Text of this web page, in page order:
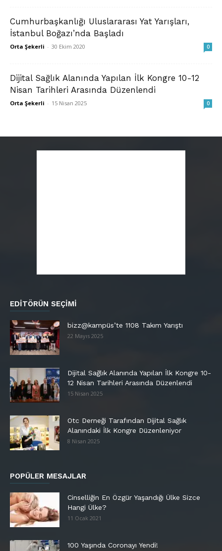
Cumhurbaşkanlığı Uluslararası Yat Yarışları,
İstanbul Boğazı’nda Başladı
Orta Şekerli - 30 Ekim 2020 0
Dijital Sağlık Alanında Yapılan İlk Kongre 10-12
Nisan Tarihleri Arasında Düzenlendi
Orta Şekerli - 15 Nisan 2025 0
EDITÖRÜN SEÇIMI
bizz@kampüs’te 1108 Takım Yarıştı
22 Mayıs 2025
Dijital Sağlık Alanında Yapılan İlk Kongre 10-
12 Nisan Tarihleri Arasında Düzenlendi
15 Nisan 2025
Otc Derneği Tarafından Dijital Sağlık
Alanındaki İlk Kongre Düzenleniyor
8 Nisan 2025
POPÜLER MESAJLAR
Cinselliğin En Özgür Yaşandığı Ülke Sizce
Hangi Ülke?
11 Ocak 2021
100 Yaşında Coronayı Yendi!